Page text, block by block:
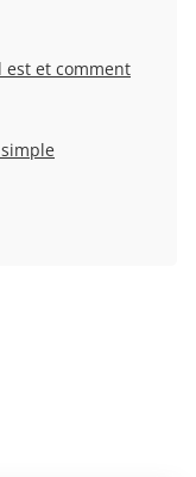
est et comment
simple